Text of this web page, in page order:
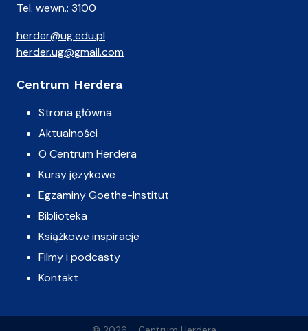
Tel. wewn.: 3100
herder@ug.edu.pl
herder.ug@gmail.com
Centrum Herdera
Strona główna
Aktualności
O Centrum Herdera
Kursy językowe
Egzaminy Goethe-Institut
Biblioteka
Książkowe inspiracje
Filmy i podcasty
Kontakt